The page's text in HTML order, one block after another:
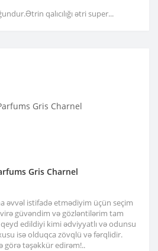
qalıcılığı ətri super...
Gris Charnel
əvvəl istifadə etmədiyim üçün seçim
güvəndim və gözləntilərim tam
edildiyi kimi ədviyyatlı və odunsu
isə olduqca zövqlü və fərqlidir.
görə təşəkkür edirəm!..